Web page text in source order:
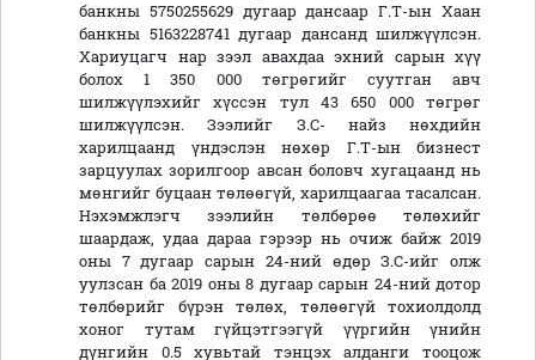
банкны 5750255629 дугаар дансаар Г.Т-ын Хаан
банкны 5163228741 дугаар дансанд шилжүүлсэн.
Хариуцагч нар зээл авахдаа эхний сарын хүү
болох 1 350 000 төгрөгийг суутган авч
шилжүүлэхийг хүссэн тул 43 650 000 төгрөг
шилжүүлсэн. Зээлийг З.С- найз нөхдийн
харилцаанд үндэслэн нөхөр Г.Т-ын бизнест
зарцуулах зорилгоор авсан боловч хугацаанд нь
мөнгийг буцаан төлөөгүй, харилцаагаа тасалсан.
Нэхэмжлэгч зээлийн төлбөрөө төлөхийг
шаардаж, удаа дараа гэрээр нь очиж байж 2019
оны 7 дугаар сарын 24-ний өдөр З.С-ийг олж
уулзсан ба 2019 оны 8 дугаар сарын 24-ний дотор
төлбөрийг бүрэн төлөх, төлөөгүй тохиолдолд
хоног тутам гүйцэтгээгүй үүргийн үнийн
дүнгийн 0.5 хувьтай тэнцэх алданги тооцож